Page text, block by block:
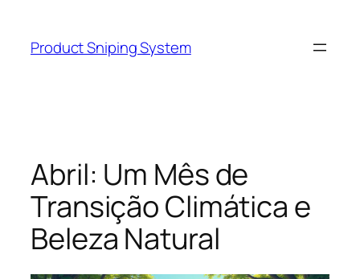
content
Product Sniping System
Abril: Um Mês de
Transição Climática e
Beleza Natural